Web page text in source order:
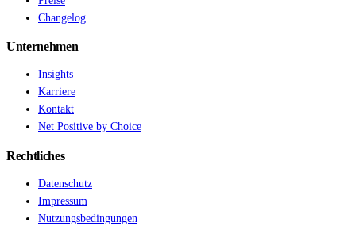
Performing Arts
Veranstalter, Festivals & Nightlife
Recruiting & Employer Branding
RESOURCES
Changelog
Unternehmen
Insights
Karriere
Kontakt
Net Positive by Choice
Rechtliches
Datenschutz
Impressum
Nutzungsbedingungen